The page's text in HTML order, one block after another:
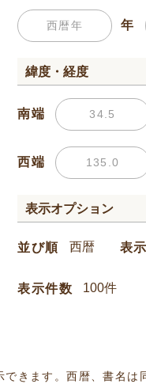
年
緯度・経度
南端
西端
表示オプション
並び順 表
表示件数
できます。西暦、書名